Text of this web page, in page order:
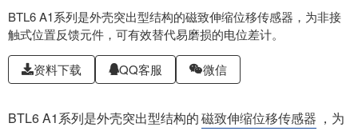
BTL6 A1系列是外壳突出型结构的磁致伸缩位移传感器，为非接
触式位置反馈元件，可有效替代易磨损的电位差计。
资料下载 QQ客服 微信
BTL6 A1系列是外壳突出型结构的磁致伸缩位移传感器 ，为